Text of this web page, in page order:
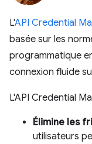
L'API Credential
basée sur les
programmatique
connexion fluide
L'API Credential
Élimine les
utilisateurs